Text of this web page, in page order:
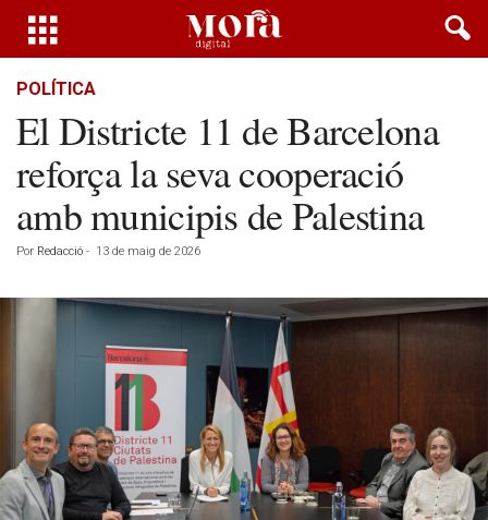
POLÍTICA
El Districte 11 de Barcelona
reforça la seva cooperació
amb municipis de Palestina
Por Redacció - 13 de maig de 2026